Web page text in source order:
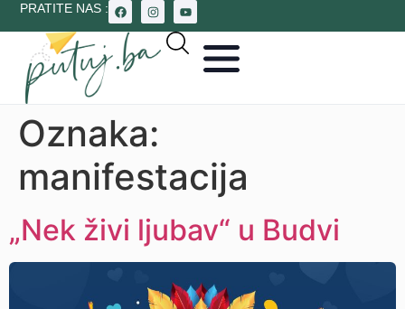
PRATITE NAS :
Oznaka:
manifestacija
„Nek živi ljubav“ u Budvi